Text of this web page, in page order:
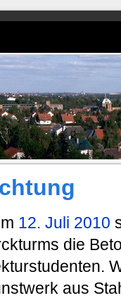
12. Juli 2010
die
aus